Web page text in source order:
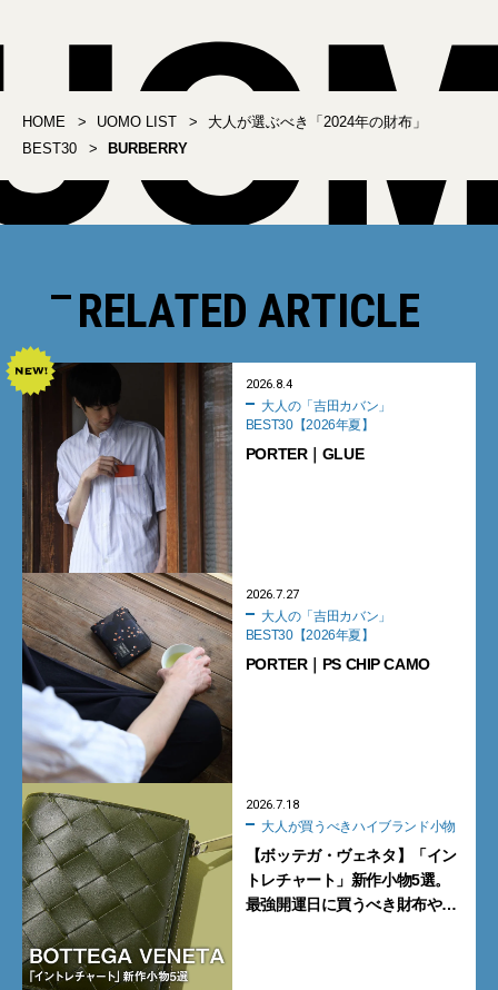
HOME UOMO LIST
大人が選ぶべき「2024年の財布」
BEST30
BURBERRY
RELATED ARTICLE
2026.8.4
BEST30【2026年夏】
PORTER｜GLUE
2026.7.27
BEST30【2026年夏】
PORTER｜PS CHIP CAMO
2026.7.18
大人が買うべきハイブランド小物
【ボッテガ・ヴェネタ】「イン
トレチャート」新作小物5選。
最強開運日に買うべき財布や新